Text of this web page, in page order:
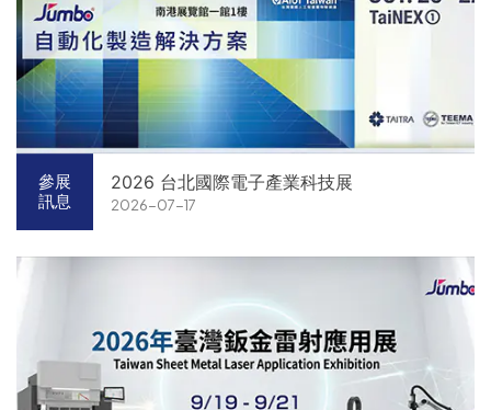
參展
訊息
2026 台北國際電子產業科技展
2026-07-17